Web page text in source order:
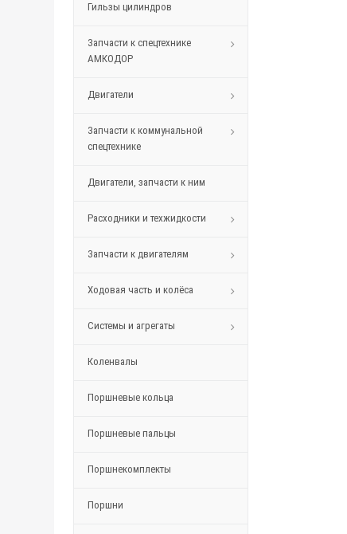
Гильзы цилиндров
Запчасти к спецтехнике
АМКОДОР
Двигатели
Запчасти к коммунальной
спецтехнике
Двигатели, запчасти к ним
Расходники и техжидкости
Запчасти к двигателям
Ходовая часть и колёса
Системы и агрегаты
Коленвалы
Поршневые кольца
Поршневые пальцы
Поршнекомплекты
Поршни